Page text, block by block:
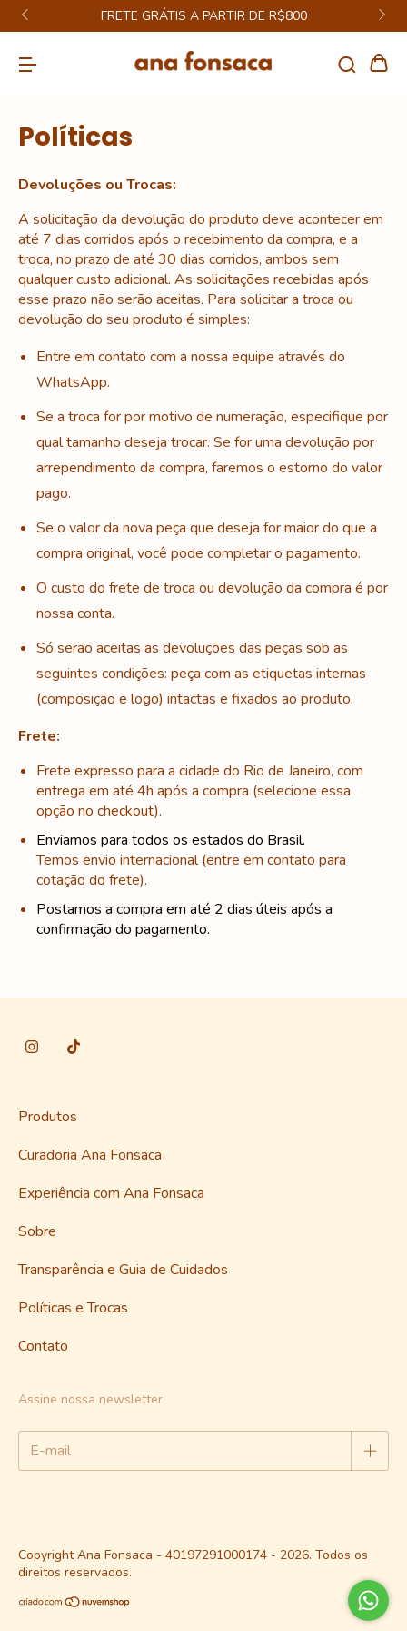
FRETE GRÁTIS A PARTIR DE R$800
Políticas
Devoluções ou Trocas:
A solicitação da devolução do produto deve acontecer em
até 7 dias corridos após o recebimento da compra, e a
troca, no prazo de até 30 dias corridos, ambos sem
qualquer custo adicional. As solicitações recebidas após
esse prazo não serão aceitas. Para solicitar a troca ou
devolução do seu produto é simples:
Entre em contato com a nossa equipe através do
WhatsApp.
Se a troca for por motivo de numeração, especifique por
qual tamanho deseja trocar. Se for uma devolução por
arrependimento da compra, faremos o estorno do valor
pago.
Se o valor da nova peça que deseja for maior do que a
compra original, você pode completar o pagamento.
O custo do frete de troca ou devolução da compra é por
nossa conta.
Só serão aceitas as devoluções das peças sob as
seguintes condições: peça com as etiquetas internas
(composição e logo) intactas e fixados ao produto.
Frete:
Frete expresso para a cidade do Rio de Janeiro, com
entrega em até 4h após a compra (selecione essa
opção no checkout).
Enviamos para todos os estados do Brasil.
Temos envio internacional (entre em contato para
cotação do frete).
Postamos a compra em até 2 dias úteis após a
confirmação do pagamento.
Produtos
Curadoria Ana Fonsaca
Experiência com Ana Fonsaca
Sobre
Transparência e Guia de Cuidados
Políticas e Trocas
Contato
Assine nossa newsletter
Copyright Ana Fonsaca - 40197291000174 - 2026. Todos os
direitos reservados.